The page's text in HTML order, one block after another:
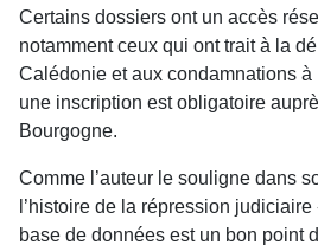
Certains dossiers ont un accès
notamment ceux qui ont trait à la
Calédonie et aux condamnations à
une inscription est obligatoire
Bourgogne.
Comme l’auteur le souligne dans
l’histoire de la répression
base de données est un bon point